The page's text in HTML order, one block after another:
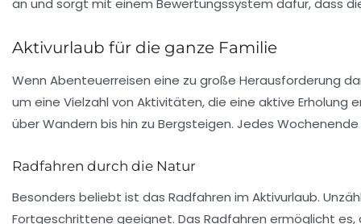
Aktivurlaub für die ganze Familie
Wenn Abenteuerreisen eine zu große Herausforderung
um eine Vielzahl von Aktivitäten, die eine aktive
über Wandern bis hin zu Bergsteigen. Jedes
Radfahren durch die Natur
Besonders beliebt ist das Radfahren im Aktivurlaub.
Fortgeschrittene geeignet. Das Radfahren ermöglicht